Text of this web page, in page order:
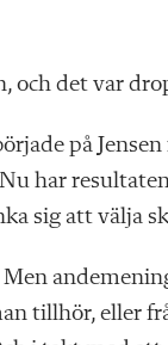
och det var
på
har
sig att välja
tillhör, eller